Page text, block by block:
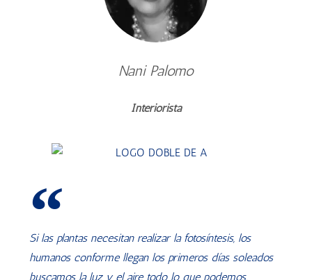
Nani Palomo
Interiorista
Si las plantas necesitan realizar la fotosíntesis, los
humanos conforme llegan los primeros días soleados
buscamos la luz y el aire todo lo que podemos.